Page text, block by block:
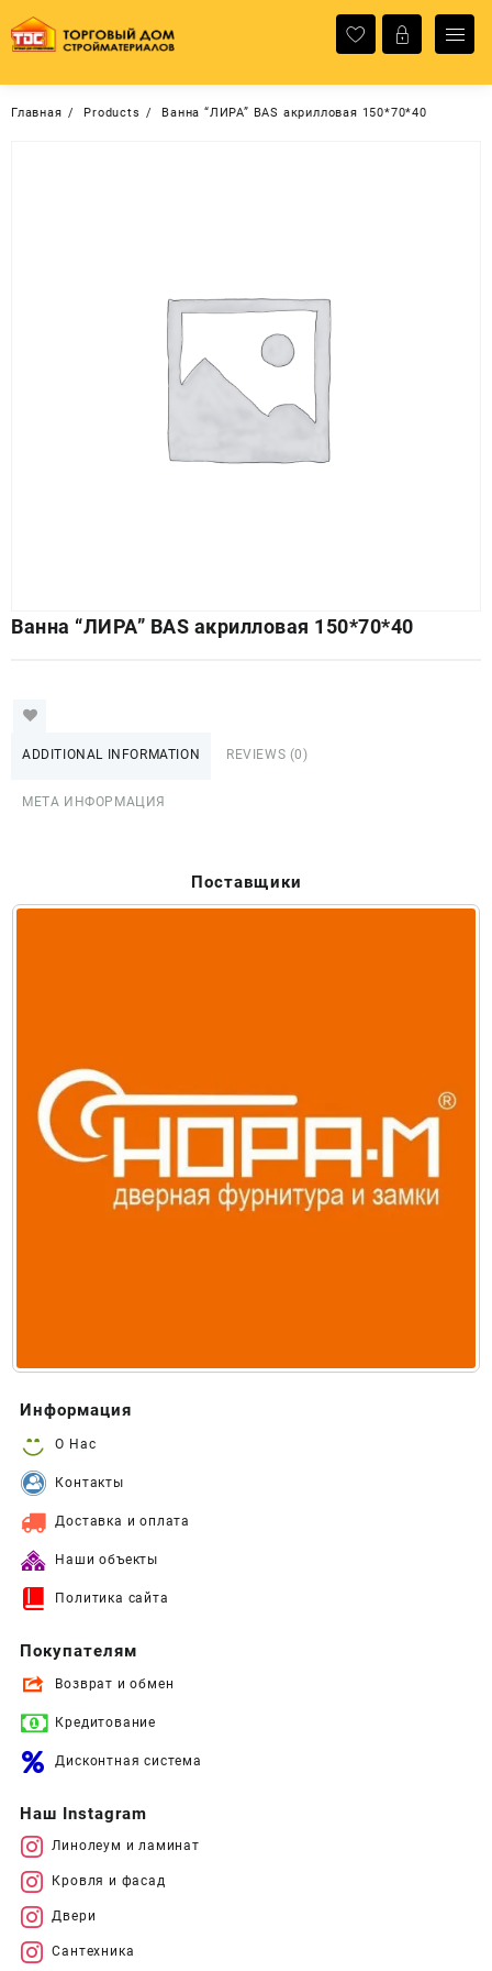
содержимому
Главная Products Ванна “ЛИРА” BAS акрилловая 150*70*40
Ванна “ЛИРА” BAS акрилловая 150*70*40
ADDITIONAL INFORMATION REVIEWS (0)
МЕТА ИНФОРМАЦИЯ
Поставщики
Информация
О Нас
Контакты
Доставка и оплата
Наши объекты
Политика сайта
Покупателям
Возврат и обмен
Кредитование
Дисконтная система
Наш Instagram
Линолеум и ламинат
Кровля и фасад
Двери
Сантехника